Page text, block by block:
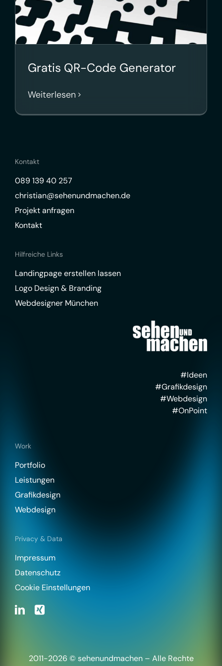
Gratis QR-Code Generator
Weiterlesen
Kontakt
089 139 40 257
christian@sehenundmachen.de
Projekt anfragen
Kontakt
Hilfreiche Links
Landingpage erstellen lassen
Logo Design & Branding
Webdesigner München
#Ideen
#Grafikdesign
#Webdesign
#OnPoint
Work
Portfolio
Leistungen
Grafikdesign
Webdesign
Privacy & Data
Impressum
Datenschutz
Cookie Einstellungen
2011-2026 © sehenundmachen – Alle Rechte